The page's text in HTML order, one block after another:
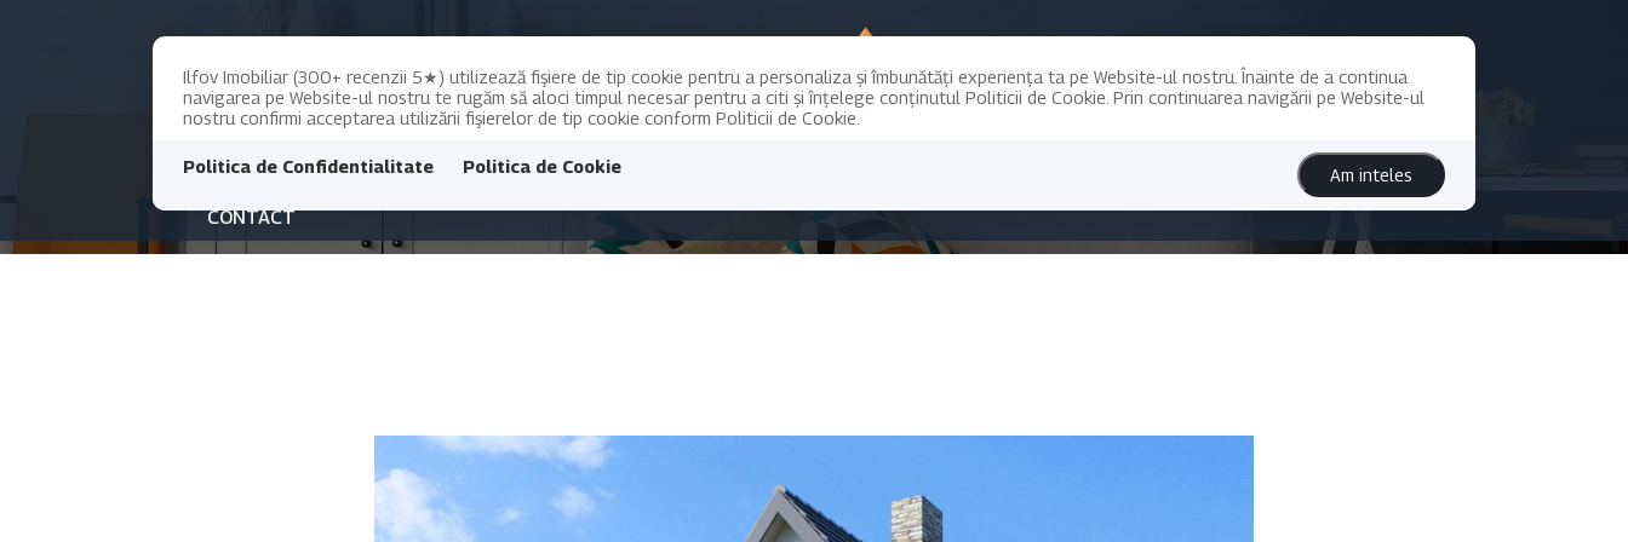
Ilfov Imobiliar (300+ recenzii 5★) utilizează fişiere de tip cookie pentru a personaliza și îmbunătăți experiența ta pe Website-ul nostru. Înainte de a continua
navigarea pe Website-ul nostru te rugăm să aloci timpul necesar pentru a citi și înțelege conținutul Politicii de Cookie. Prin continuarea navigării pe Website-ul
nostru confirmi acceptarea utilizării fişierelor de tip cookie conform Politicii de Cookie.
Politica de Confidentialitate Politica de Cookie Am inteles
ACASA PROPRIETATI PROIECTE ECHIPA STIRI/BLOG CREDITARE DESPRE NOI
CONTACT